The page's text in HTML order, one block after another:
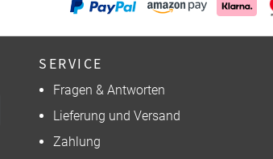
SERVICE
Fragen & Antworten
Lieferung und Versand
Zahlung